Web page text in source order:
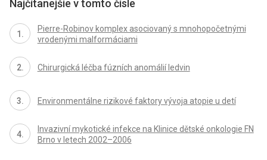
Najčítanejšie v tomto čísle
Pierre-Robinov komplex asociovaný s mnohopočetnými
vrodenými malformáciami
Chirurgická léčba fúzních anomálií ledvin
Environmentálne rizikové faktory vývoja atopie u detí
Invazivní mykotické infekce na Klinice dětské onkologie FN
Brno v letech 2002–2006